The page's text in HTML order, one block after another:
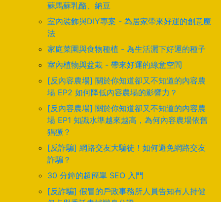
蘇馬蘇乳酪、納豆
室內裝飾與DIY專案 - 為居家帶來好運的創意魔
法
家庭菜園與食物種植 - 為生活灑下好運的種子
室內植物與盆栽 - 帶來好運的綠意空間
[反內容農場] 關於你知道卻又不知道的內容農
場 EP2 如何降低內容農場的影響力？
[反內容農場] 關於你知道卻又不知道的內容農
場 EP1 知識水準越來越高，為何內容農場依舊
猖獗？
[反詐騙] 網路交友大騙徒！如何避免網路交友
詐騙？
30 分鐘的超簡單 SEO 入門
[反詐騙] 假冒的戶政事務所人員告知有人持健